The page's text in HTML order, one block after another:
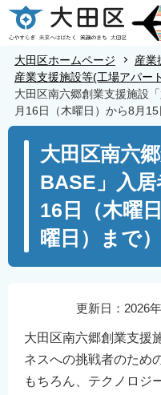
こ
の
大田区ホームページ 産業
産業支援施設等(工場アパー
大田区南六郷創業支援施設
月16日（木曜日）から8月15
大田区南六
BASE」入居
16日（木曜
曜日）まで）
更新日：2026
大田区南六郷創業支援
ネスへの挑戦者のため
もちろん、テクノロジ